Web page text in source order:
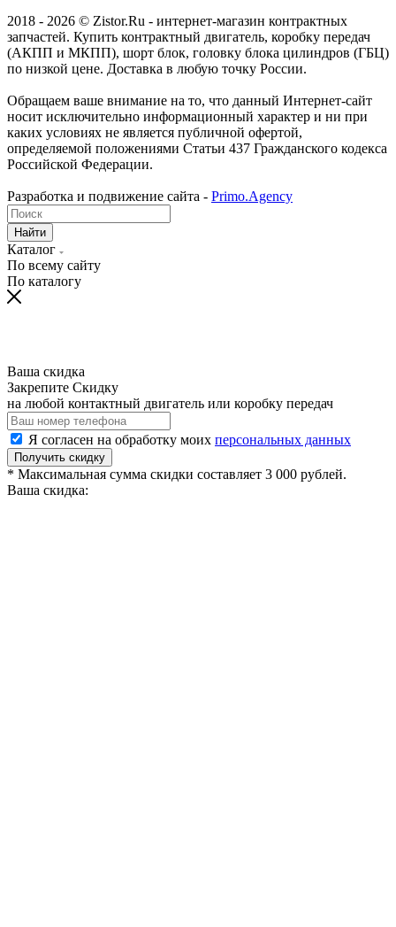
2018 - 2026 © Zistor.Ru - интернет-магазин контрактных
запчастей. Купить контрактный двигатель, коробку передач
(АКПП и МКПП), шорт блок, головку блока цилиндров (ГБЦ)
по низкой цене. Доставка в любую точку России.
Обращаем ваше внимание на то, что данный Интернет-сайт
носит исключительно информационный характер и ни при
каких условиях не является публичной офертой,
определяемой положениями Статьи 437 Гражданского кодекса
Российской Федерации.
Разработка и подвижение сайта - Primo.Agency
Найти
Каталог
По всему сайту
По каталогу
Ваша скидка
Закрепите Скидку
на любой контактный двигатель или коробку передач
Я согласен на обработку моих персональных данных
Получить скидку
* Максимальная сумма скидки составляет 3 000 рублей.
Ваша скидка: